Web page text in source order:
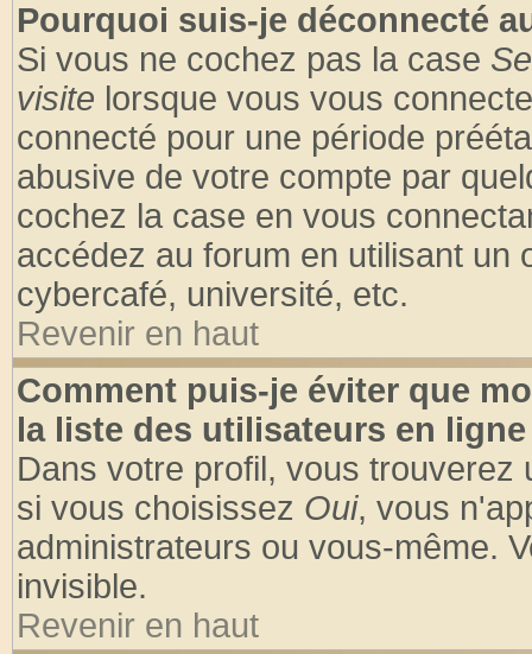
Pourquoi suis-je déconnecté
Si vous ne cochez pas la case
visite lorsque vous vous
connecté pour une période
abusive de votre compte par
cochez la case en vous
accédez au forum en utilisant un
cybercafé, université, etc.
Revenir en haut
Comment puis-je éviter que
la liste des utilisateurs en
Dans votre profil, vous trouverez
si vous choisissez Oui, vous
administrateurs ou vous-même.
invisible.
Revenir en haut